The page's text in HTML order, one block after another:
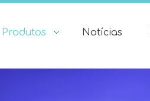
Produtos Notícias